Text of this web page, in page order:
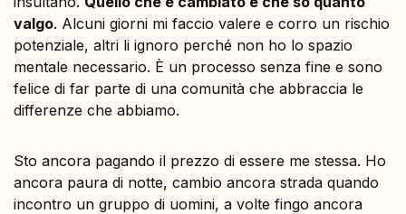
valgo. Alcuni giorni mi faccio valere e corro un rischio
potenziale, altri li ignoro perché non ho lo spazio
mentale necessario. È un processo senza fine e sono
felice di far parte di una comunità che abbraccia le
differenze che abbiamo.
Sto ancora pagando il prezzo di essere me stessa. Ho
ancora paura di notte, cambio ancora strada quando
incontro un gruppo di uomini, a volte fingo ancora